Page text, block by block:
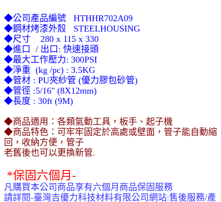
◆公司產品編號 HTHHR702A09
◆鋼材烤漆外殼 STEELHOUSING
◆尺寸 280 x 115 x 330
◆進口 / 出口: 快速接頭
◆最大工作壓力: 300PSI
◆淨重 (kg /pc) : 3.5KG
◆管材 : PU夾紗管 (優力膠包砂管)
◆管徑 :5/16" (8X12mm)
◆長度 : 30ft (9M)
◆商品適用：各類氣動工具，板手、起子機
◆商品特色： 可牢牢固定於高處或壁面 ， 管子能自動縮
回 ， 收納方便 ， 管子
老舊後也可以更換新管.
*保固六個月-
凡購買本公司商品享有六個月商品保固服務
請詳閱-臺灣吉優力科技材料有限公司網站:售後服務/產